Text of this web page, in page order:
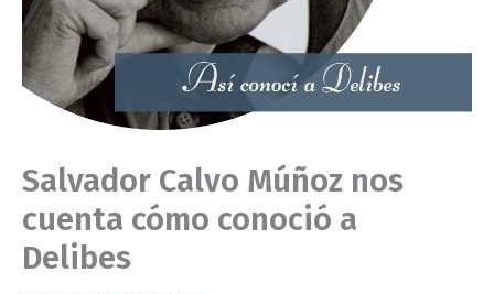
Salvador Calvo Múñoz nos
cuenta cómo conoció a
Delibes